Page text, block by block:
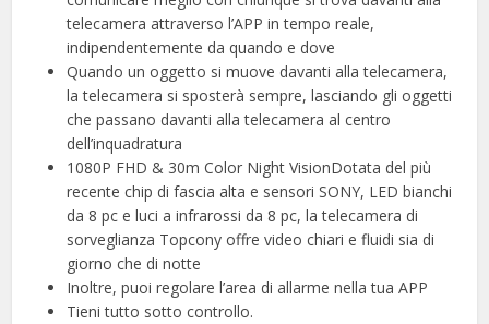
telecamera attraverso l’APP in tempo reale,
indipendentemente da quando e dove
Quando un oggetto si muove davanti alla telecamera,
la telecamera si sposterà sempre, lasciando gli oggetti
che passano davanti alla telecamera al centro
dell’inquadratura
1080P FHD & 30m Color Night VisionDotata del più
recente chip di fascia alta e sensori SONY, LED bianchi
da 8 pc e luci a infrarossi da 8 pc, la telecamera di
sorveglianza Topcony offre video chiari e fluidi sia di
giorno che di notte
Inoltre, puoi regolare l’area di allarme nella tua APP
Tieni tutto sotto controllo.